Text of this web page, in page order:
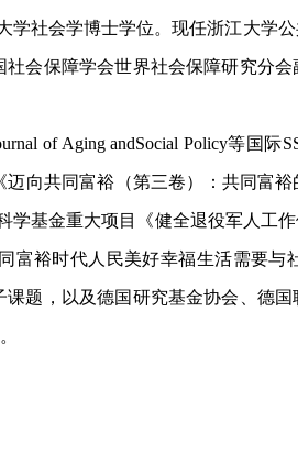
社会学博士学位。现任浙江大学
会保障学会世界社会保障研究分
of Aging andSocial Policy等国际
向共同富裕（第三卷）：共同富裕
学基金重大项目《健全退役军人
裕时代人民美好幸福生活需要与
题，以及德国研究基金协会、德